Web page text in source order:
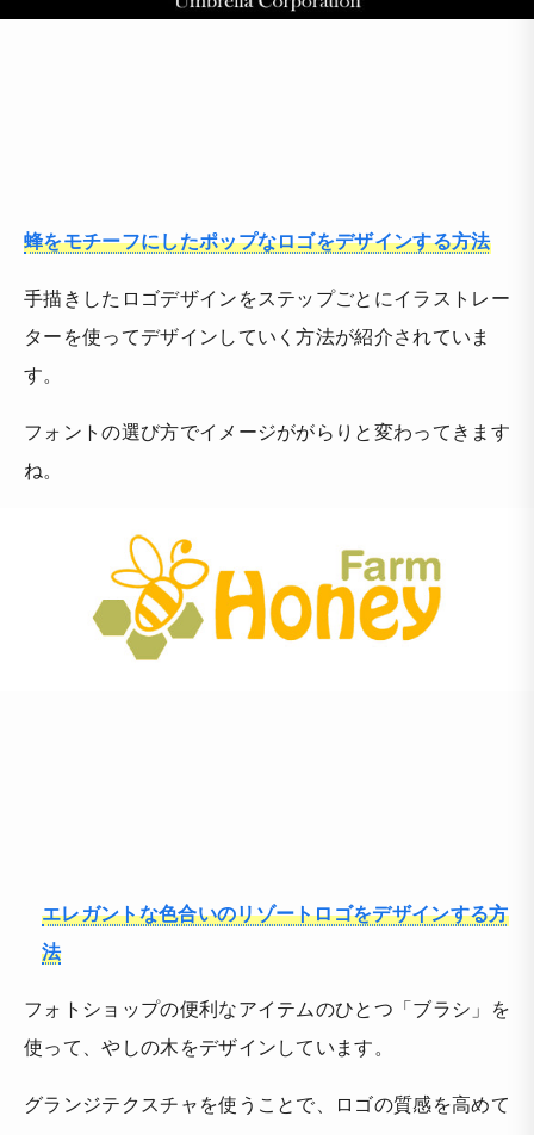
蜂をモチーフにしたポップなロゴをデザインする方法
手描きしたロゴデザインをステップごとにイラストレー
ターを使ってデザインしていく方法が紹介されていま
す。
フォントの選び方でイメージががらりと変わってきます
ね。
エレガントな色合いのリゾートロゴをデザインする方
法
フォトショップの便利なアイテムのひとつ「ブラシ」を
使って、やしの木をデザインしています。
グランジテクスチャを使うことで、ロゴの質感を高めて